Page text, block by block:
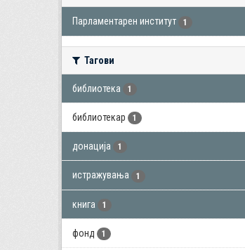
Парламентарен институт 1
Тагови
библиотека 1
библиотекар 1
донација 1
истражувања 1
книга 1
фонд 1